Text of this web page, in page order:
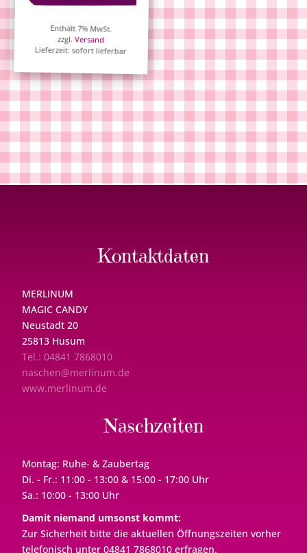
Enthält 7% MwSt.
zzgl.Versand
Lieferzeit: sofort lieferbar
Kontaktdaten
MERLINUM
MAGIC CANDY
Neustadt 20
25813 Husum
Tel.: 04841 7868010
naschen@merlinum.de
www.merlinum.de
Naschzeiten
Montag: Ruhe- & Zaubertag
Di. - Fr.: 11:00 - 13:00 & 15:00 - 17:00 Uhr
Sa.: 10:00 - 13:00 Uhr
Damit niemand umsonst kommt:
Zur Sicherheit bitte die aktuellen Öffnungszeiten vorher
telefonisch unter 04841 7868010 erfragen.